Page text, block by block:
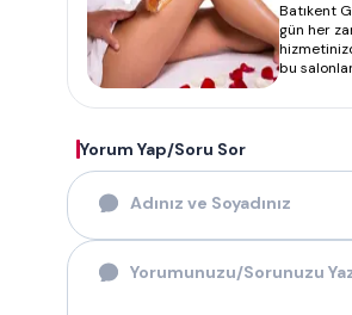
Batıkent
gün her
bu
Yorum Yap/Soru Sor